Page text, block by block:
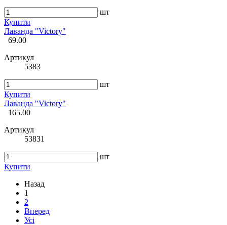
шт
Купити
Лаванда "Victory"
69.00
Артикул
5383
шт
Купити
Лаванда "Victory"
165.00
Артикул
53831
шт
Купити
Назад
1
2
Вперед
Усі